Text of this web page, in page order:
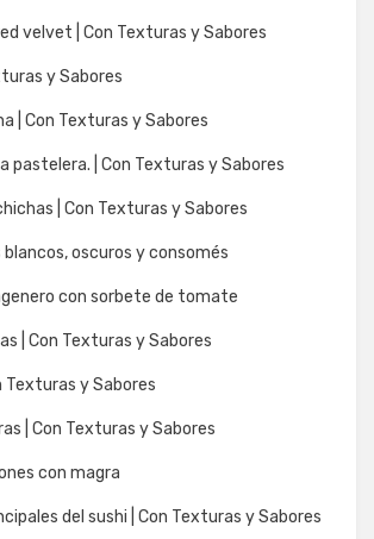
velvet | Con Texturas y Sabores
y Sabores
| Con Texturas y Sabores
pastelera. | Con Texturas y Sabores
| Con Texturas y Sabores
blancos, oscuros y consomés
con sorbete de tomate
| Con Texturas y Sabores
Texturas y Sabores
| Con Texturas y Sabores
con magra
del sushi | Con Texturas y Sabores